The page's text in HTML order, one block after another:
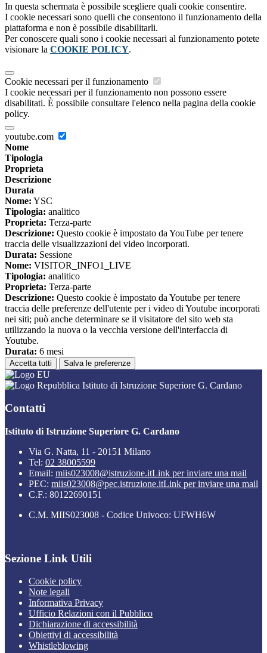
In questa schermata è possibile scegliere quali cookie consentire.
I cookie necessari sono quelli che consentono il funzionamento della
piattaforma e non è possibile disabilitarli.
Per conoscere quali sono i cookie necessari al funzionamento potete
visionare la COOKIE POLICY.
Cookie necessari per il funzionamento
I cookie necessari per il funzionamento non possono essere
disabilitati. È possibile consultare l'elenco nella pagina della cookie
policy.
youtube.com
Nome
Tipologia
Proprieta
Descrizione
Durata
Nome: YSC
Tipologia: analitico
Proprieta: Terza-parte
Descrizione: Questo cookie è impostato da YouTube per tenere
traccia delle visualizzazioni dei video incorporati.
Durata: Sessione
Nome: VISITOR_INFO1_LIVE
Tipologia: analitico
Proprieta: Terza-parte
Descrizione: Questo cookie è impostato da Youtube per tenere
traccia delle preferenze dell'utente per i video di Youtube incorporati
nei siti; può anche determinare se il visitatore del sito web sta
utilizzando la nuova o la vecchia versione dell'interfaccia di
Youtube.
Durata: 6 mesi
Accetta tutti Salva le preferenze
Istituto di Istruzione Superiore G. Cardano
Contatti
Istituto di Istruzione Superiore G. Cardano
Via G. Natta, 11 - 20151 Milano
Tel: 02 38005599
Email: miis023008@istruzione.itLink per inviare una mail
PEC: miis023008@pec.istruzione.itLink per inviare una mail
C.F.: 80122690151
C.M. MIIS023008 - Codice Univoco: UFWH6W
Sezione Link Utili
Cookie policy
Note legali
Informativa Privacy
Ufficio Relazioni con il Pubblico
Dichiarazione di accessibilità
Obiettivi di accessibilità
Whistleblowing